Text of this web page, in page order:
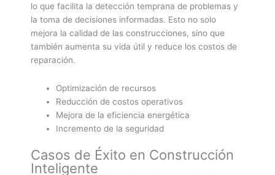
lo que facilita la detección temprana de problemas y
la toma de decisiones informadas. Esto no solo
mejora la calidad de las construcciones, sino que
también aumenta su vida útil y reduce los costos de
reparación.
Optimización de recursos
Reducción de costos operativos
Mejora de la eficiencia energética
Incremento de la seguridad
Casos de Éxito en Construcción
Inteligente